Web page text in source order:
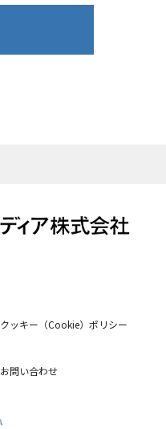
クッキー（Cookie）ポリシー
お問い合わせ